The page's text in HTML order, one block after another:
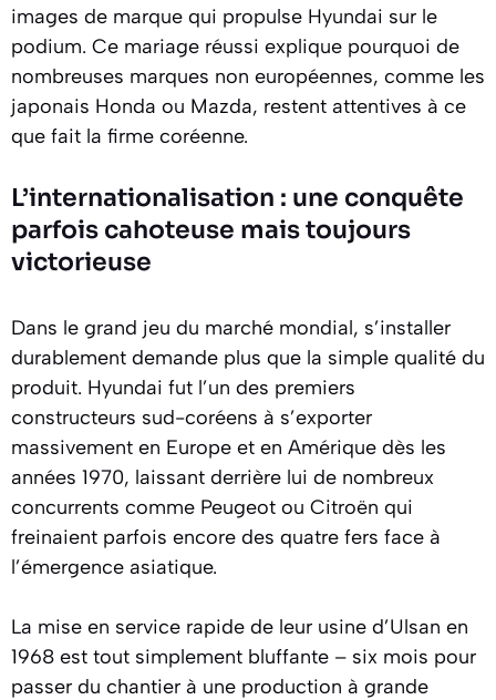
images de marque qui propulse Hyundai sur le
podium. Ce mariage réussi explique pourquoi de
nombreuses marques non européennes, comme les
japonais Honda ou Mazda, restent attentives à ce
que fait la firme coréenne.
L’internationalisation : une conquête
parfois cahoteuse mais toujours
victorieuse
Dans le grand jeu du marché mondial, s’installer
durablement demande plus que la simple qualité du
produit. Hyundai fut l’un des premiers
constructeurs sud-coréens à s’exporter
massivement en Europe et en Amérique dès les
années 1970, laissant derrière lui de nombreux
concurrents comme Peugeot ou Citroën qui
freinaient parfois encore des quatre fers face à
l’émergence asiatique.
La mise en service rapide de leur usine d’Ulsan en
1968 est tout simplement bluffante – six mois pour
passer du chantier à une production à grande